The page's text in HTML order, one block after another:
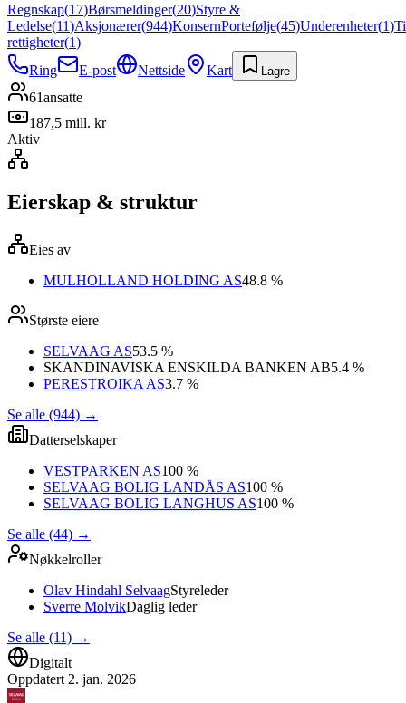
Regnskap(17)Børsmeldinger(20)Styre &
Ledelse(11)Aksjonærer(944)KonsernPortefølje(45)Underenheter(1)
rettigheter(1)
Ring
E-post Nettside Kart Lagre
61ansatte
187,5 mill. kr
Aktiv
Eierskap & struktur
Eies av
MULHOLLAND HOLDING AS48.8 %
Største eiere
SELVAAG AS53.5 %
SKANDINAVISKA ENSKILDA BANKEN AB5.4 %
PERESTROIKA AS3.7 %
Se alle (944) →
Datterselskaper
VESTPARKEN AS100 %
SELVAAG BOLIG LANDÅS AS100 %
SELVAAG BOLIG LANGHUS AS100 %
Se alle (44) →
Nøkkelroller
Olav Hindahl SelvaagStyreleder
Sverre MolvikDaglig leder
Se alle (11) →
Digitalt
Oppdatert 2. jan. 2026